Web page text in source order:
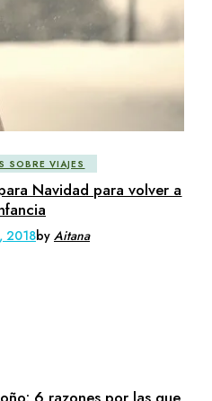
SOBRE VIAJES
Navidad para volver a
2018by Aitana